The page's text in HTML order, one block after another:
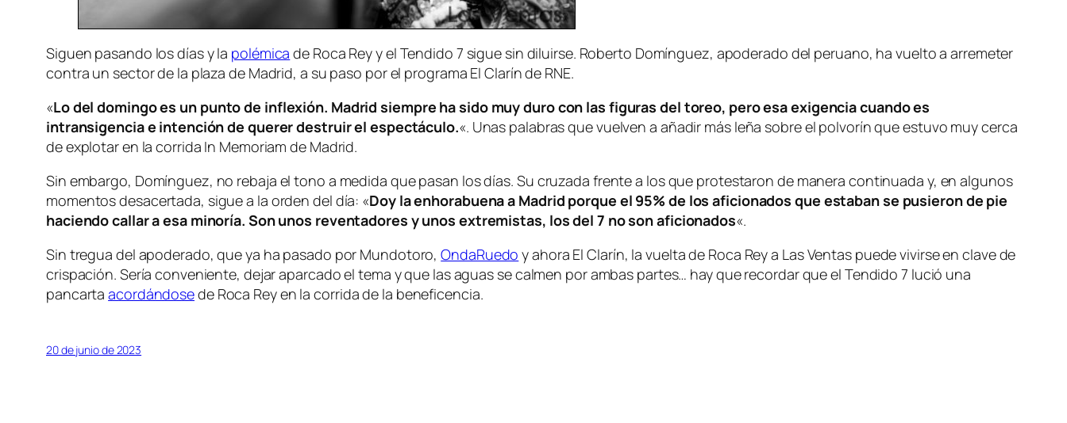
Siguen pasando los días y la polémica de Roca Rey y el Tendido 7 sigue sin diluirse. Roberto Domínguez, apoderado del peruano, ha vuelto a arremeter
contra un sector de la plaza de Madrid, a su paso por el programa El Clarín de RNE.
«Lo del domingo es un punto de inflexión. Madrid siempre ha sido muy duro con las figuras del toreo, pero esa exigencia cuando es
intransigencia e intención de querer destruir el espectáculo.«. Unas palabras que vuelven a añadir más leña sobre el polvorín que estuvo muy cerca
de explotar en la corrida In Memoriam de Madrid.
Sin embargo, Domínguez, no rebaja el tono a medida que pasan los días. Su cruzada frente a los que protestaron de manera continuada y, en algunos
momentos desacertada, sigue a la orden del día: «Doy la enhorabuena a Madrid porque el 95% de los aficionados que estaban se pusieron de pie
haciendo callar a esa minoría. Son unos reventadores y unos extremistas, los del 7 no son aficionados«.
Sin tregua del apoderado, que ya ha pasado por Mundotoro,OndaRuedo y ahora El Clarín, la vuelta de Roca Rey a Las Ventas puede vivirse en clave de
crispación. Sería conveniente, dejar aparcado el tema y que las aguas se calmen por ambas partes… hay que recordar que el Tendido 7 lució una
pancartaacordándosede Roca Rey en la corrida de la beneficencia.
20 de junio de 2023